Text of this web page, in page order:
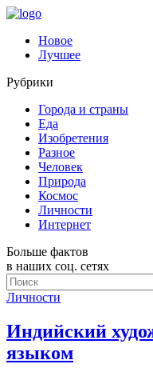
Новое
Лучшее
Рубрики
Города и страны
Еда
Изобретения
Разное
Человек
Природа
Космос
Личности
Интернет
Больше фактов
в наших соц. сетях
Личности
Индийский
языком